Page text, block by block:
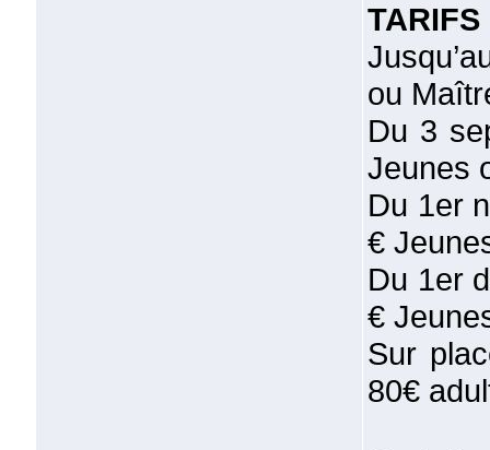
TARIFS
ou
Du 3
Jeunes
Du 1er
€
Du 1er
€
Sur
80€